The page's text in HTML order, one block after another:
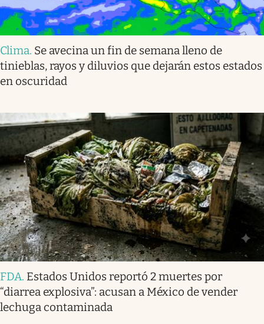
Clima. Se avecina un fin de semana lleno de
tinieblas, rayos y diluvios que dejarán estos estados
en oscuridad
FDA. Estados Unidos reportó 2 muertes por
“diarrea explosiva”: acusan a México de vender
lechuga contaminada